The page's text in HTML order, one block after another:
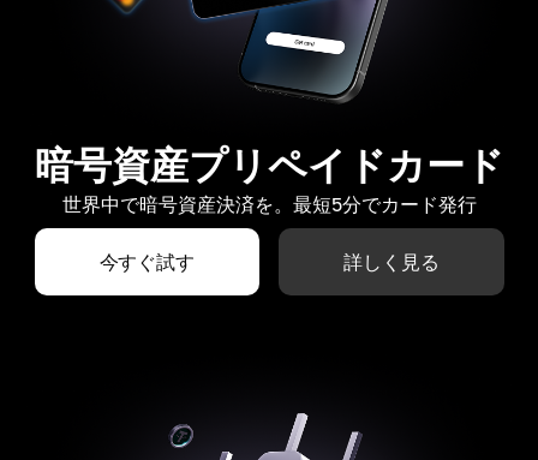
暗号資産プリペイドカード
世界中で暗号資産決済を。最短5分でカード発行
今すぐ試す 詳しく見る